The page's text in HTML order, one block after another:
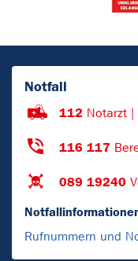
Notfall
112 Notarzt |
116 117
089 19240
Rufnummern und